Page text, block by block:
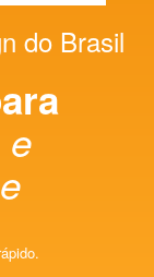
do Brasil
e